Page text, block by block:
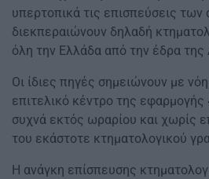
υπερτοπικά τις επισπεύσεις των
διεκπεραιώνουν δηλαδή
όλη την Ελλάδα από την έδρα της
Οι ίδιες πηγές σημειώνουν με
επιτελικό κέντρο της εφαρμογής
συχνά εκτός ωραρίου και χωρίς
του εκάστοτε κτηματολογικού
Η ανάγκη επίσπευσης